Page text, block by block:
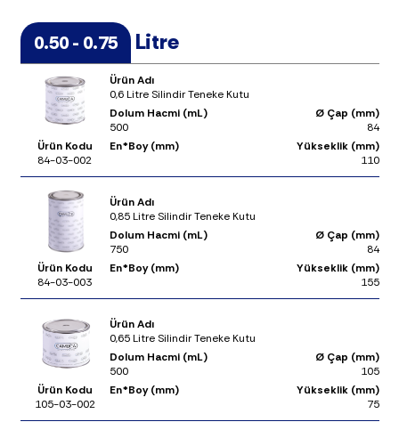
0.50 - 0.75 Litre
Ürün Adı
0,6 Litre Silindir Teneke Kutu
Dolum Hacmi (mL)
500
Ø Çap (mm)
84
Ürün Kodu
84-03-002
En*Boy (mm)
Yükseklik (mm)
110
Ürün Adı
0,85 Litre Silindir Teneke Kutu
Dolum Hacmi (mL)
750
Ø Çap (mm)
84
Ürün Kodu
84-03-003
En*Boy (mm)
Yükseklik (mm)
155
Ürün Adı
0,65 Litre Silindir Teneke Kutu
Dolum Hacmi (mL)
500
Ø Çap (mm)
105
Ürün Kodu
105-03-002
En*Boy (mm)
Yükseklik (mm)
75